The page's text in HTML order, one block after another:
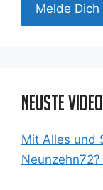
Mel­de
Neuste
Mit Alles und